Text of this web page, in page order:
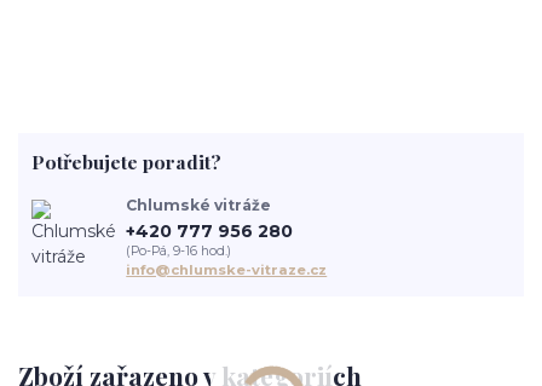
Zboží zařazeno v kategoriích
Potřebujete poradit?
Chlumské vitráže
+420 777 956 280
(Po-Pá, 9-16 hod.)
info@chlumske-vitraze.cz